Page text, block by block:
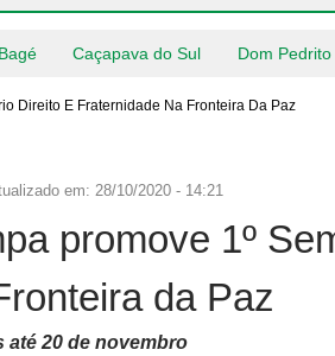
Bagé Caçapava do Sul Dom Pedrito
Direito E Fraternidade Na Fronteira Da Paz
em: 28/10/2020 - 14:21
promove 1º
da Paz
até 20 de novembro